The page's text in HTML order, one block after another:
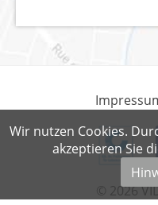
© 2026
Wir nutzen Cookies.
akzeptieren Sie